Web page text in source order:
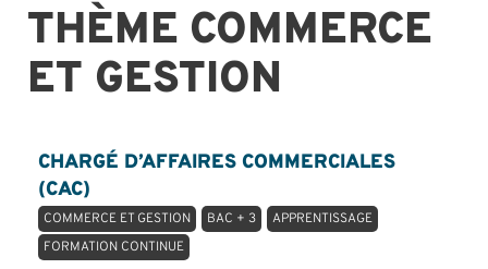
THÈME COMMERCE
ET GESTION
CHARGÉ D’AFFAIRES COMMERCIALES
(CAC)
COMMERCE ET GESTION BAC + 3
APPRENTISSAGE
FORMATION CONTINUE